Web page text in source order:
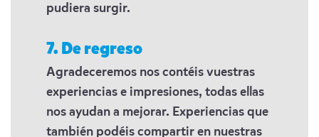
pudiera surgir.
7. De regreso
Agradeceremos nos contéis vuestras
experiencias e impresiones, todas ellas
nos ayudan a mejorar. Experiencias que
también podéis compartir en nuestras